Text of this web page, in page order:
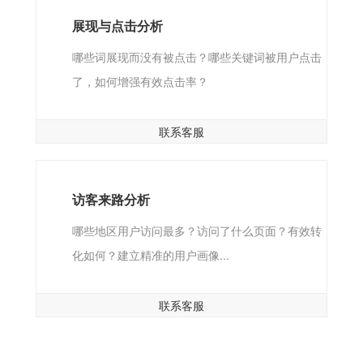
展现与点击分析
哪些词展现而没有被点击？哪些关键词被用户点击
了，如何增强有效点击率？
联系客服
访客来路分析
哪些地区用户访问最多？访问了什么页面？有效转
化如何？建立精准的用户画像...
联系客服